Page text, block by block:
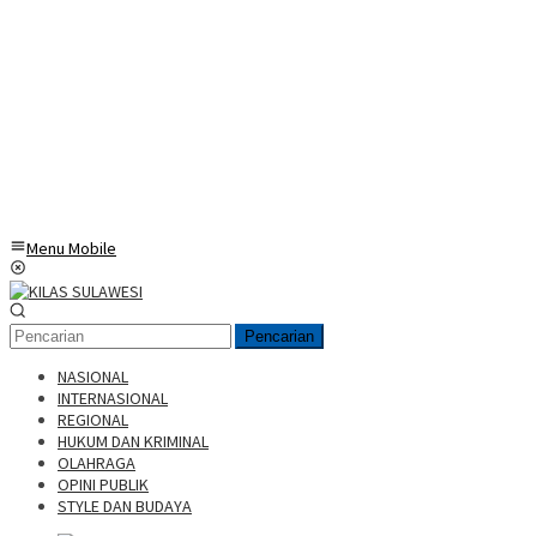
Menu Mobile
Pencarian
NASIONAL
INTERNASIONAL
REGIONAL
HUKUM DAN KRIMINAL
OLAHRAGA
OPINI PUBLIK
STYLE DAN BUDAYA